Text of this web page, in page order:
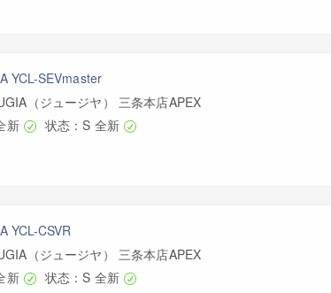
YCL-SEVmaster
（ジュージヤ） 三条本店APEX
新
状态：S 全新
YCL-CSVR
（ジュージヤ） 三条本店APEX
新
状态：S 全新